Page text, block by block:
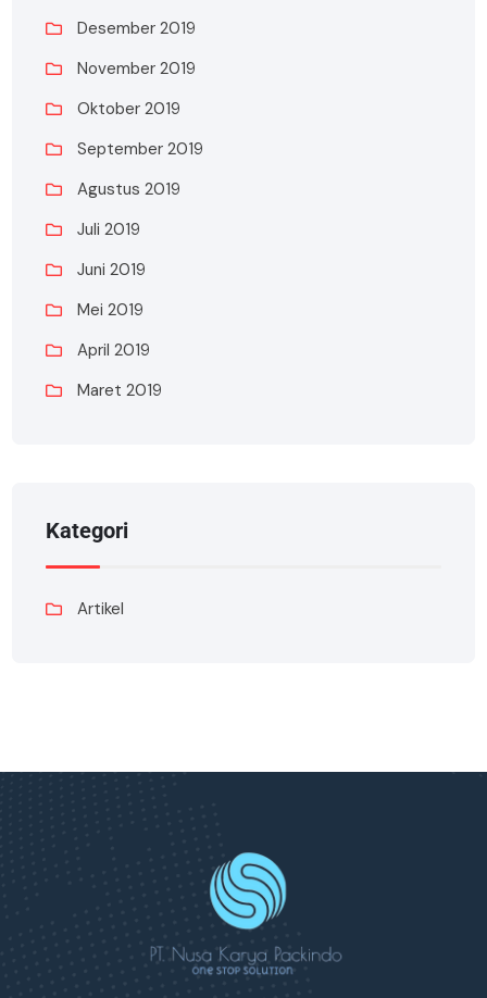
Desember 2019
November 2019
Oktober 2019
September 2019
Agustus 2019
Juli 2019
Juni 2019
Mei 2019
April 2019
Maret 2019
Kategori
Artikel